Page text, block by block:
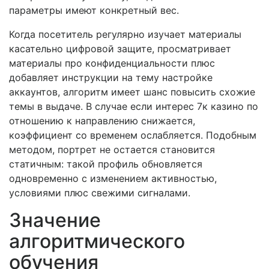
параметры имеют конкретный вес.
Когда посетитель регулярно изучает материалы
касательно цифровой защите, просматривает
материалы про конфиденциальности плюс
добавляет инструкции на тему настройке
аккаунтов, алгоритм имеет шанс повысить схожие
темы в выдаче. В случае если интерес 7к казино по
отношению к направлению снижается,
коэффициент со временем ослабляется. Подобным
методом, портрет не остается становится
статичным: такой профиль обновляется
одновременно с изменением активностью,
условиями плюс свежими сигналами.
Значение
алгоритмического
обучения